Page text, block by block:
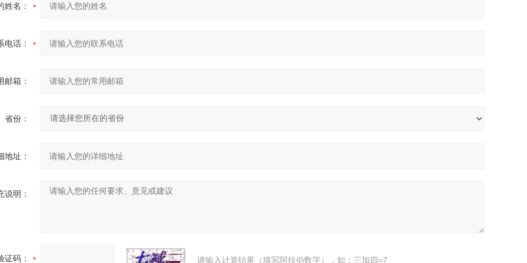
姓名：
电话：
邮箱：
省份：
地址：
说明：
证码： 请输入计算结果（填写阿拉伯数字），如：三加四=7